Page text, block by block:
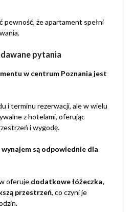
pewność, że apartament spełni
pytania
w centrum Poznania jest
i terminu rezerwacji, ale w wielu
z hotelami, oferując
i wygodę.
są odpowiednie dla
oferuje dodatkowe łóżeczka,
przestrzeń, co czyni je